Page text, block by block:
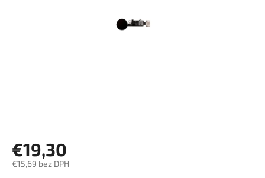
€19,30
€15,69 bez DPH